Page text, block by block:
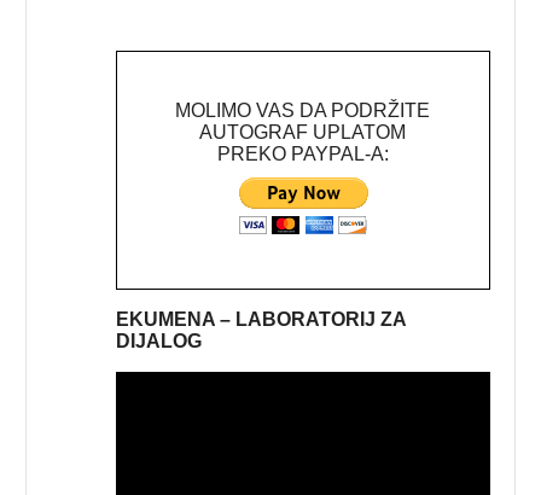
MOLIMO VAS DA PODRŽITE
AUTOGRAF UPLATOM
PREKO PAYPAL-A:
EKUMENA – LABORATORIJ ZA
DIJALOG